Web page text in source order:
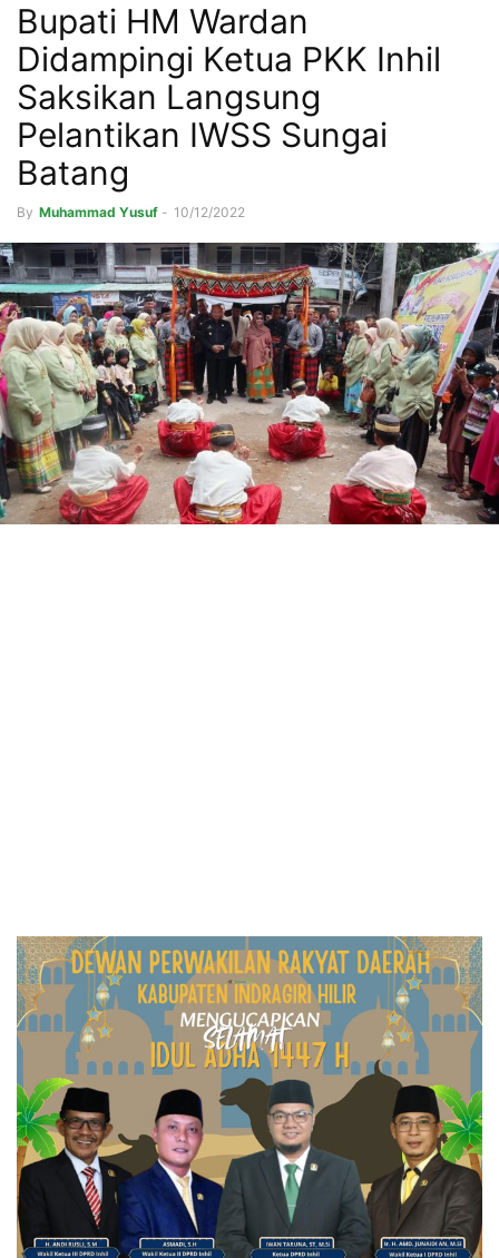
Bupati HM Wardan
Didampingi Ketua PKK Inhil
Saksikan Langsung
Pelantikan IWSS Sungai
Batang
By Muhammad Yusuf - 10/12/2022